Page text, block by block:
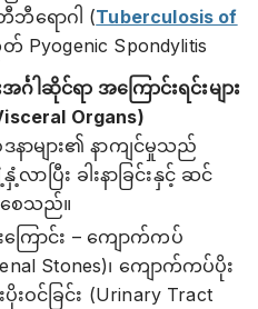
တီဘီရောဂါ (Tuberculosis of
Pyogenic Spondylitis
ါဆိုင်ရာ အကြောင်းရင်းများ
Organs)
နာများ၏ နာကျင်မှုသည်
ပြီး ခါးနာခြင်းနှင့် ဆင်
ေသည်။
ောင်း – ကျောက်ကပ်
Stones)၊ ကျောက်ကပ်ပိုး
ပိုးဝင်ခြင်း (Urinary Tract